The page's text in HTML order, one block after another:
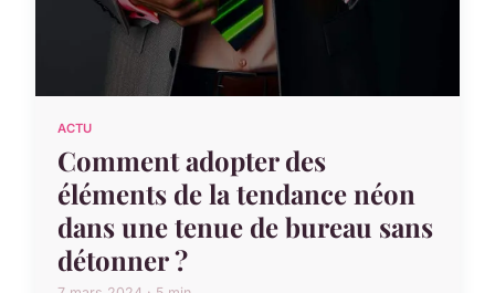
ACTU
Comment adopter des
éléments de la tendance néon
dans une tenue de bureau sans
détonner ?